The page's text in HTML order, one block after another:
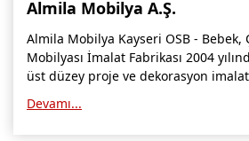
Kırklareli Mobilyacılar, Mobilya Firmaları,
Muğla Mobilyacılar, Mobilya Mağazaları,
Kastamonu Mobilya Mağazaları,
Sakarya Mobilyacılar, Mobilya Mağazaları,
Almila Mobilya A.Ş.
Almila Mobilya Kayseri OSB - Bebek,
Mobilyası İmalat Fabrikası 2004 yılından 2013 yılına kadar
üst düzey proje ve dekorasyon
Devamı...